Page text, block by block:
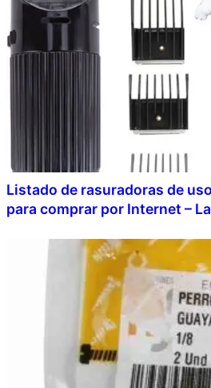
Listado de rasuradoras de
para comprar por Internet –